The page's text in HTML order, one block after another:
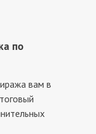
по
вам в